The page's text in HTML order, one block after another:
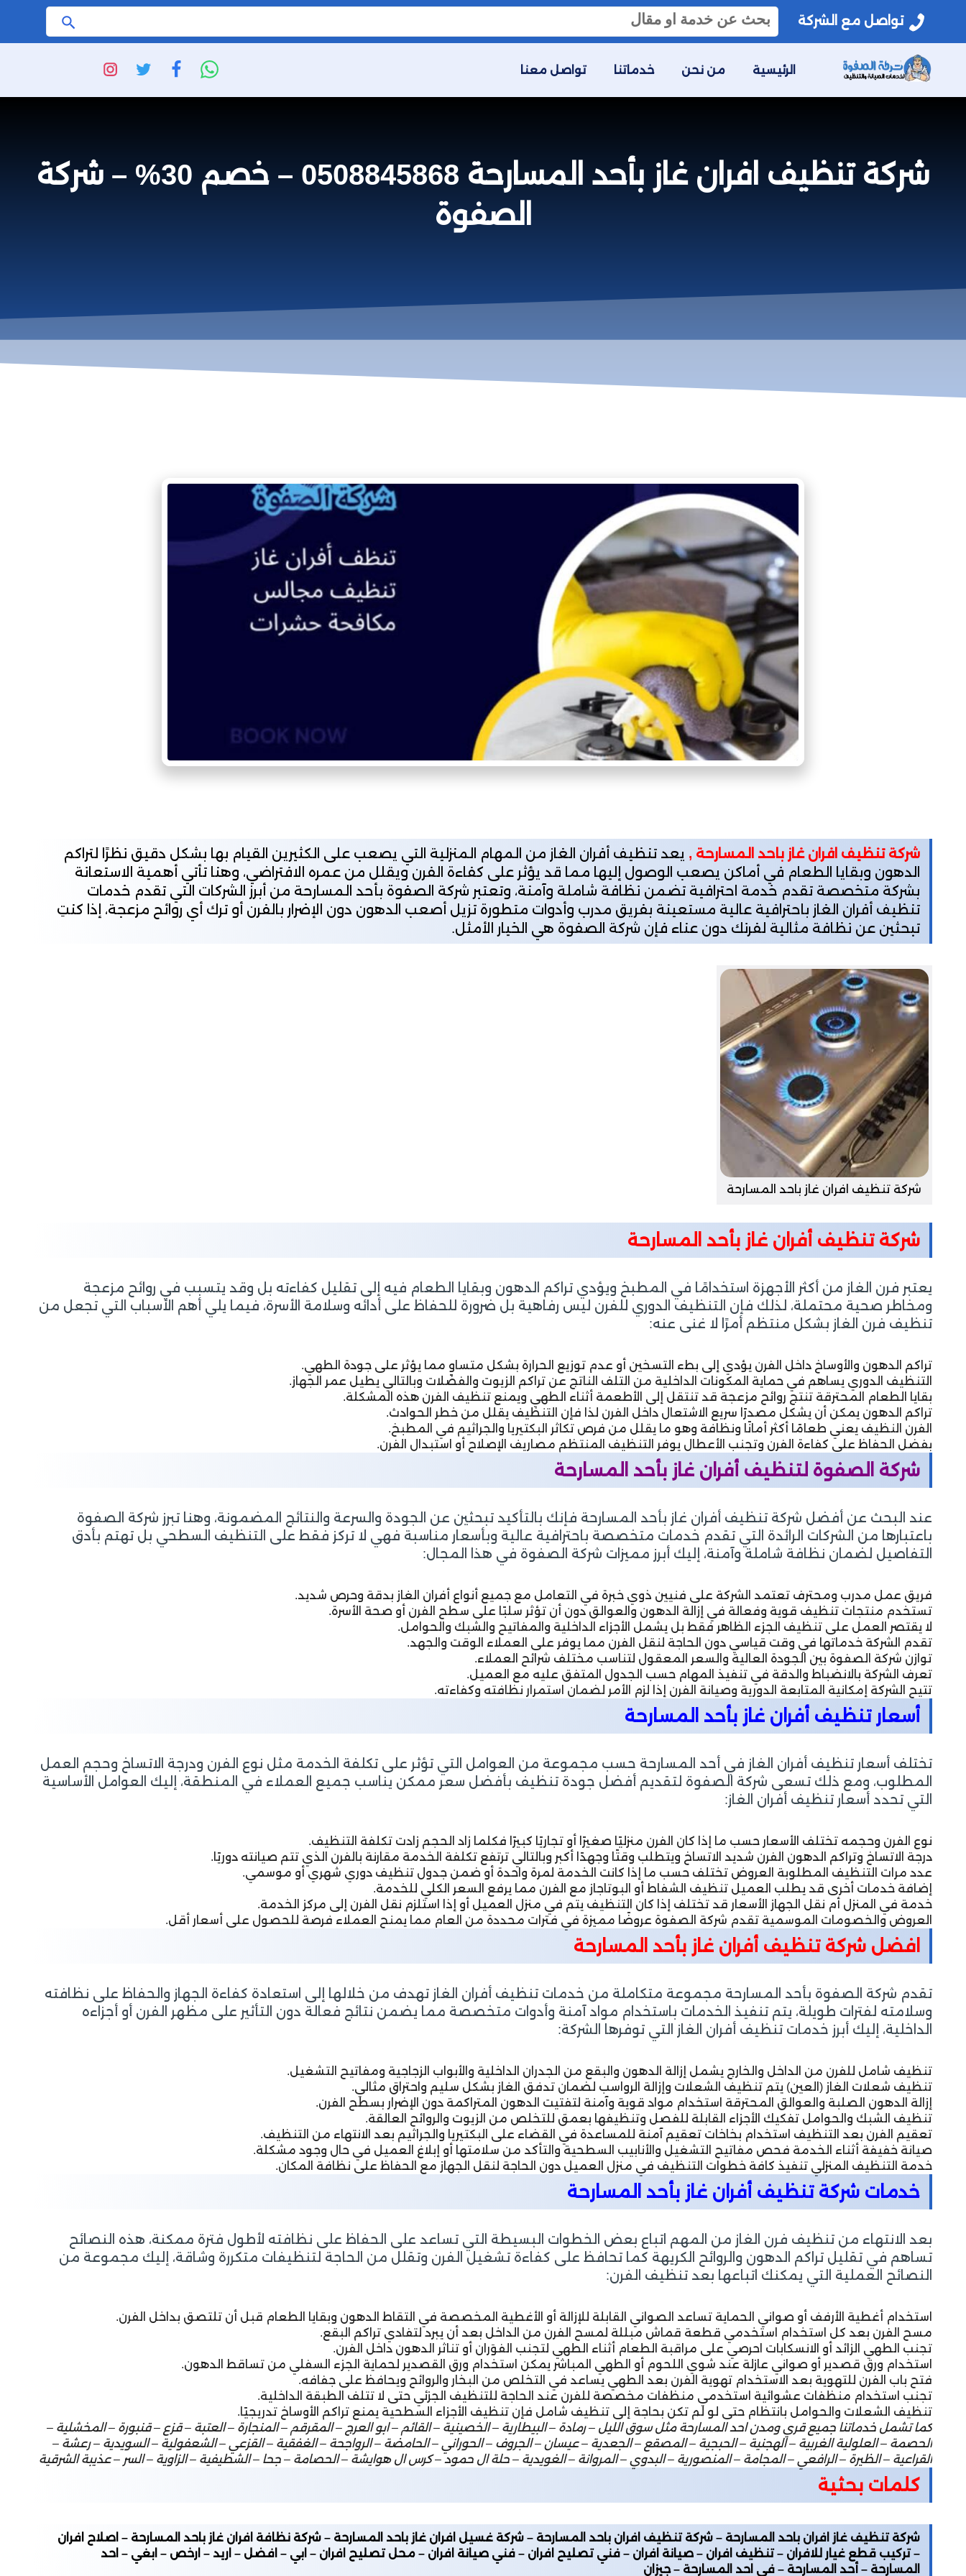
تواصل مع الشركة
البحث
عن:
الرئيسية من نحن خدماتنا تواصل معنا
شركة تنظيف افران غاز بأحد المسارحة 0508845868 – خصم 30% – شركة
الصفوة
شركة تنظيف افران غاز باحد المسارحة , يعد تنظيف أفران الغاز من المهام المنزلية التي يصعب على الكثيرين القيام بها بشكل دقيق نظرًا لتراكم
الدهون وبقايا الطعام في أماكن يصعب الوصول إليها مما قد يؤثر على كفاءة الفرن ويقلل من عمره الافتراضي، وهنا تأتي أهمية الاستعانة
بشركة متخصصة تقدم خدمة احترافية تضمن نظافة شاملة وآمنة، وتعتبر شركة الصفوة بأحد المسارحة من أبرز الشركات التي تقدم خدمات
تنظيف أفران الغاز باحترافية عالية مستعينة بفريق مدرب وأدوات متطورة تزيل أصعب الدهون دون الإضرار بالفرن أو ترك أي روائح مزعجة، إذا كنتِ
تبحثين عن نظافة مثالية لفرنك دون عناء فإن شركة الصفوة هي الخيار الأمثل.
شركة تنظيف افران غاز باحد المسارحة
شركة تنظيف أفران غاز بأحد المسارحة
يعتبر فرن الغاز من أكثر الأجهزة استخدامًا في المطبخ ويؤدي تراكم الدهون وبقايا الطعام فيه إلى تقليل كفاءته بل وقد يتسبب في روائح مزعجة
ومخاطر صحية محتملة، لذلك فإن التنظيف الدوري للفرن ليس رفاهية بل ضرورة للحفاظ على أدائه وسلامة الأسرة، فيما يلي أهم الأسباب التي تجعل من
تنظيف فرن الغاز بشكل منتظم أمرًا لا غنى عنه:
تراكم الدهون والأوساخ داخل الفرن يؤدي إلى بطء التسخين أو عدم توزيع الحرارة بشكل متساوٍ مما يؤثر على جودة الطهي.
التنظيف الدوري يساهم في حماية المكونات الداخلية من التلف الناتج عن تراكم الزيوت والفضلات وبالتالي يطيل عمر الجهاز.
بقايا الطعام المحترقة تنتج روائح مزعجة قد تنتقل إلى الأطعمة أثناء الطهي ويمنع تنظيف الفرن هذه المشكلة.
تراكم الدهون يمكن أن يشكل مصدرًا سريع الاشتعال داخل الفرن لذا فإن التنظيف يقلل من خطر الحوادث.
الفرن النظيف يعني طعامًا أكثر أمانًا ونظافة وهو ما يقلل من فرص تكاثر البكتيريا والجراثيم في المطبخ.
بفضل الحفاظ على كفاءة الفرن وتجنب الأعطال يوفر التنظيف المنتظم مصاريف الإصلاح أو استبدال الفرن.
شركة الصفوة لتنظيف أفران غاز بأحد المسارحة
عند البحث عن أفضل شركة تنظيف أفران غاز بأحد المسارحة فإنك بالتأكيد تبحثين عن الجودة والسرعة والنتائج المضمونة، وهنا تبرز شركة الصفوة
باعتبارها من الشركات الرائدة التي تقدم خدمات متخصصة باحترافية عالية وبأسعار مناسبة فهي لا تركز فقط على التنظيف السطحي بل تهتم بأدق
التفاصيل لضمان نظافة شاملة وآمنة، إليك أبرز مميزات شركة الصفوة في هذا المجال:
فريق عمل مدرب ومحترف تعتمد الشركة على فنيين ذوي خبرة في التعامل مع جميع أنواع أفران الغاز بدقة وحرص شديد.
تستخدم منتجات تنظيف قوية وفعالة في إزالة الدهون والعوالق دون أن تؤثر سلبًا على سطح الفرن أو صحة الأسرة.
لا يقتصر العمل على تنظيف الجزء الظاهر فقط بل يشمل الأجزاء الداخلية والمفاتيح والشبك والحوامل.
تقدم الشركة خدماتها في وقت قياسي دون الحاجة لنقل الفرن مما يوفر على العملاء الوقت والجهد.
توازن شركة الصفوة بين الجودة العالية والسعر المعقول لتناسب مختلف شرائح العملاء.
تعرف الشركة بالانضباط والدقة في تنفيذ المهام حسب الجدول المتفق عليه مع العميل.
تتيح الشركة إمكانية المتابعة الدورية وصيانة الفرن إذا لزم الأمر لضمان استمرار نظافته وكفاءته.
أسعار تنظيف أفران غاز بأحد المسارحة
تختلف أسعار تنظيف أفران الغاز في أحد المسارحة حسب مجموعة من العوامل التي تؤثر على تكلفة الخدمة مثل نوع الفرن ودرجة الاتساخ وحجم العمل
المطلوب، ومع ذلك تسعى شركة الصفوة لتقديم أفضل جودة تنظيف بأفضل سعر ممكن يناسب جميع العملاء في المنطقة، إليك العوامل الأساسية
التي تحدد أسعار تنظيف أفران الغاز:
نوع الفرن وحجمه تختلف الأسعار حسب ما إذا كان الفرن منزليًا صغيرًا أو تجاريًا كبيرًا فكلما زاد الحجم زادت تكلفة التنظيف.
درجة الاتساخ وتراكم الدهون الفرن شديد الاتساخ ويتطلب وقتًا وجهدًا أكبر وبالتالي ترتفع تكلفة الخدمة مقارنة بالفرن الذي تتم صيانته دوريًا.
عدد مرات التنظيف المطلوبة العروض تختلف حسب ما إذا كانت الخدمة لمرة واحدة أو ضمن جدول تنظيف دوري شهري أو موسمي.
إضافة خدمات أخرى قد يطلب العميل تنظيف الشفاط أو البوتاجاز مع الفرن مما يرفع السعر الكلي للخدمة.
خدمة في المنزل أم نقل الجهاز الأسعار قد تختلف إذا كان التنظيف يتم في منزل العميل أو إذا استلزم نقل الفرن إلى مركز الخدمة.
العروض والخصومات الموسمية تقدم شركة الصفوة عروضًا مميزة في فترات محددة من العام مما يمنح العملاء فرصة للحصول على أسعار أقل.
افضل شركة تنظيف أفران غاز بأحد المسارحة
تقدم شركة الصفوة بأحد المسارحة مجموعة متكاملة من خدمات تنظيف أفران الغاز تهدف من خلالها إلى استعادة كفاءة الجهاز والحفاظ على نظافته
وسلامته لفترات طويلة، يتم تنفيذ الخدمات باستخدام مواد آمنة وأدوات متخصصة مما يضمن نتائج فعالة دون التأثير على مظهر الفرن أو أجزاءه
الداخلية، إليك أبرز خدمات تنظيف أفران الغاز التي توفرها الشركة:
تنظيف شامل للفرن من الداخل والخارج يشمل إزالة الدهون والبقع من الجدران الداخلية والأبواب الزجاجية ومفاتيح التشغيل.
تنظيف شعلات الغاز (العين) يتم تنظيف الشعلات وإزالة الرواسب لضمان تدفق الغاز بشكل سليم واحتراق مثالي.
إزالة الدهون الصلبة والعوالق المحترقة استخدام مواد قوية وآمنة لتفتيت الدهون المتراكمة دون الإضرار بسطح الفرن.
تنظيف الشبك والحوامل تفكيك الأجزاء القابلة للفصل وتنظيفها بعمق للتخلص من الزيوت والروائح العالقة.
تعقيم الفرن بعد التنظيف استخدام بخاخات تعقيم آمنة للمساعدة في القضاء على البكتيريا والجراثيم بعد الانتهاء من التنظيف.
صيانة خفيفة أثناء الخدمة فحص مفاتيح التشغيل والأنابيب السطحية والتأكد من سلامتها أو إبلاغ العميل في حال وجود مشكلة.
خدمة التنظيف المنزلي تنفيذ كافة خطوات التنظيف في منزل العميل دون الحاجة لنقل الجهاز مع الحفاظ على نظافة المكان.
خدمات شركة تنظيف أفران غاز بأحد المسارحة
بعد الانتهاء من تنظيف فرن الغاز من المهم اتباع بعض الخطوات البسيطة التي تساعد على الحفاظ على نظافته لأطول فترة ممكنة، هذه النصائح
تساهم في تقليل تراكم الدهون والروائح الكريهة كما تحافظ على كفاءة تشغيل الفرن وتقلل من الحاجة لتنظيفات متكررة وشاقة، إليك مجموعة من
النصائح العملية التي يمكنك اتباعها بعد تنظيف الفرن:
استخدام أغطية الأرفف أو صواني الحماية تساعد الصواني القابلة للإزالة أو الأغطية المخصصة في التقاط الدهون وبقايا الطعام قبل أن تلتصق بداخل الفرن.
مسح الفرن بعد كل استخدام استخدمي قطعة قماش مبللة لمسح الفرن من الداخل بعد أن يبرد لتفادي تراكم البقع.
تجنب الطهي الزائد أو الانسكابات احرصي على مراقبة الطعام أثناء الطهي لتجنب الفوَران أو تناثر الدهون داخل الفرن.
استخدام ورق قصدير أو صواني عازلة عند شوي اللحوم أو الطهي المباشر يمكن استخدام ورق القصدير لحماية الجزء السفلي من تساقط الدهون.
فتح باب الفرن للتهوية بعد الاستخدام تهوية الفرن بعد الطهي يساعد في التخلص من البخار والروائح ويحافظ على جفافه.
تجنب استخدام منظفات عشوائية استخدمي منظفات مخصصة للفرن عند الحاجة للتنظيف الجزئي حتى لا تتلف الطبقة الداخلية.
تنظيف الشعلات والحوامل بانتظام حتى لو لم تكن بحاجة إلى تنظيف شامل فإن تنظيف الأجزاء السطحية يمنع تراكم الأوساخ تدريجيًا.
كما تشمل خدماتنا جميع قري ومدن احد المسارحة مثل سوق الليل – رمادة – البيطارية – الخصينية – القائم – ابو العرج – المقرقم – المنجارة – العتبة – قزع – قنبورة – المخشلية –
الحصمة – العلولية الغربية – الهجنية – الحبجية – المصقع – الجعدية – عيسان – الجروف – الحوراني – الحامضة – الرواجحة – الغفقية – القزعي – الشعفولية – السويدية – رعشة –
القراعية – الظيرة – الرافعي – المجامة – المنصورية – البدوي – المروانة – الغويدية – حلة ال حمود – كرس ال هوايشة – الحصامة – جحا – الشطيفية – الزاوية – السر – عذيبة الشرقية
كلمات بحثية
شركة تنظيف غاز افران باحد المسارحة – شركة تنظيف افران باحد المسارحة – شركة غسيل افران غاز باحد المسارحة – شركة نظافة افران غاز باحد المسارحة – اصلاح افران
– تركيب قطع غيار للافران – تنظيف افران – صيانة افران – فني تصليح افران – فني صيانة افران – محل تصليح افران – ابي – افضل – اريد – ارخص – ابغي – احد
المسارحة – أحد المسارحة – في احد المسارحة – جيزان